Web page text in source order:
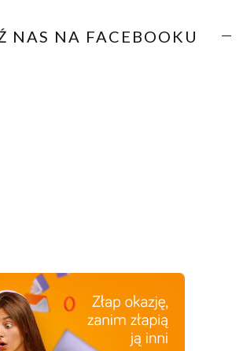
NAS NA FACEBOOKU